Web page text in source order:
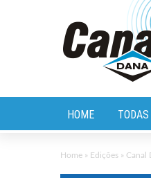
HOME
Home » Edições » Canal